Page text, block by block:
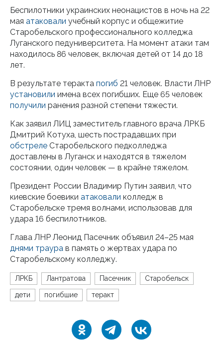
Беспилотники украинских неонацистов в ночь на 22
мая атаковали учебный корпус и общежитие
Старобельского профессионального колледжа
Луганского педуниверситета. На момент атаки там
находилось 86 человек, включая детей от 14 до 18
лет.
В результате теракта погиб 21 человек. Власти ЛНР
установили имена всех погибших. Еще 65 человек
получили ранения разной степени тяжести.
Как заявил ЛИЦ заместитель главного врача ЛРКБ
Дмитрий Котуха, шесть пострадавших при
обстреле Старобельского педколледжа
доставлены в Луганск и находятся в тяжелом
состоянии, один человек — в крайне тяжелом.
Президент России Владимир Путин заявил, что
киевские боевики атаковали колледж в
Старобельске тремя волнами, использовав для
удара 16 беспилотников.
Глава ЛНР Леонид Пасечник объявил 24–25 мая
днями траура в память о жертвах удара по
Старобельскому колледжу.
ЛРКБ Лантратова Пасечник Старобельск
дети погибшие теракт